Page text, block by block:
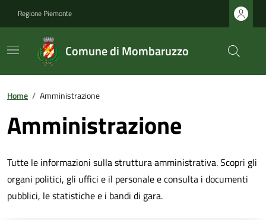
Regione Piemonte
Comune di Mombaruzzo
Home / Amministrazione
Amministrazione
Tutte le informazioni sulla struttura amministrativa. Scopri gli
organi politici, gli uffici e il personale e consulta i documenti
pubblici, le statistiche e i bandi di gara.